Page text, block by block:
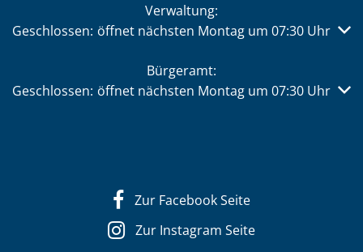
Verwaltung:
Klicken, um weitere Öffnungs- oder Schließzeiten
Geschlossen: öffnet nächsten Montag um 07:30 Uhr
Bürgeramt:
Klicken, um weitere Öffnungs- oder Schließzeiten
Geschlossen: öffnet nächsten Montag um 07:30 Uhr
Zur Facebook Seite
Zur Instagram Seite